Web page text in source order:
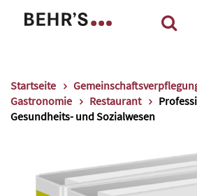
Startseite
Gastronomie
Restaurant
Gesundheits- und Sozialwesen